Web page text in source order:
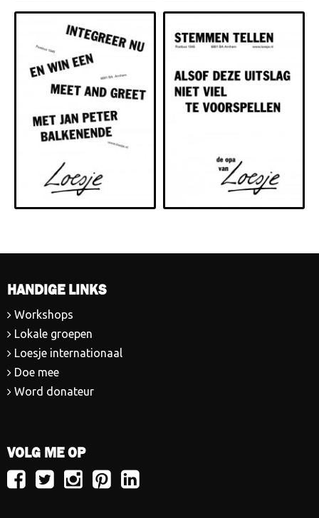
HANDIGE LINKS
Workshops
Lokale groepen
Loesje internationaal
Doe mee
Word donateur
VOLG ME OP
VolgVolgVolgVolgVolg